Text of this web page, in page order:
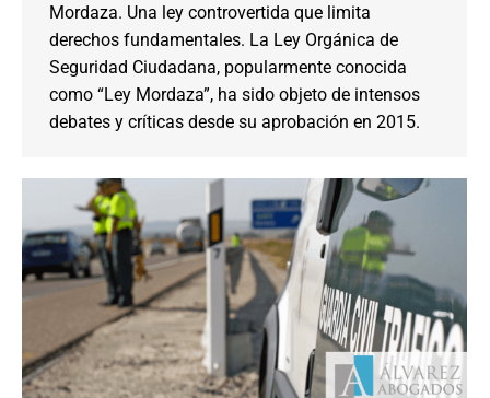
Mordaza. Una ley controvertida que limita
derechos fundamentales. La Ley Orgánica de
Seguridad Ciudadana, popularmente conocida
como “Ley Mordaza”, ha sido objeto de intensos
debates y críticas desde su aprobación en 2015.